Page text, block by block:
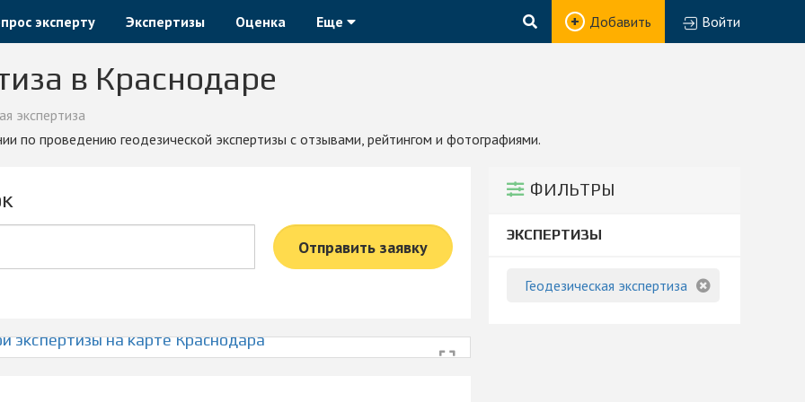
эксперту Экспертизы Оценка Еще Добавить Войти
в Краснодаре
экспертиза
по проведению геодезической экспертизы с отзывами, рейтингом и фотографиями.
ФИЛЬТРЫ
ЭКСПЕРТИЗЫ
Геодезическая экспертиза
Отправить заявку
на карте Краснодара